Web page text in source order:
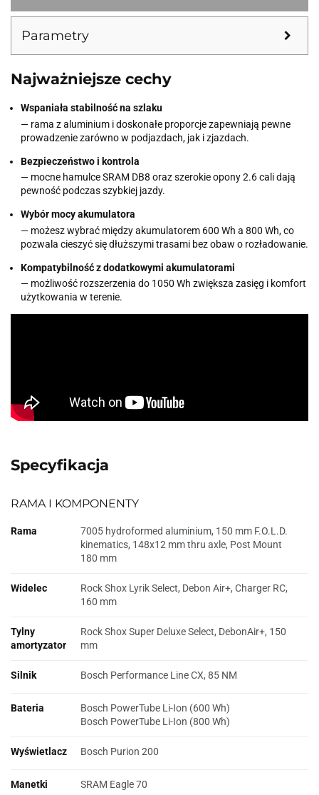
Parametry
Najważniejsze cechy
Wspaniała stabilność na szlaku
— rama z aluminium i doskonałe proporcje zapewniają pewne
prowadzenie zarówno w podjazdach, jak i zjazdach.
Bezpieczeństwo i kontrola
— mocne hamulce SRAM DB8 oraz szerokie opony 2.6 cali dają
pewność podczas szybkiej jazdy.
Wybór mocy akumulatora
— możesz wybrać między akumulatorem 600 Wh a 800 Wh, co
pozwala cieszyć się dłuższymi trasami bez obaw o rozładowanie.
Kompatybilność z dodatkowymi akumulatorami
— możliwość rozszerzenia do 1050 Wh zwiększa zasięg i komfort
użytkowania w terenie.
Specyfikacja
RAMA I KOMPONENTY
Rama
7005 hydroformed aluminium, 150 mm F.O.L.D.
kinematics, 148x12 mm thru axle, Post Mount
180 mm
Widelec
Rock Shox Lyrik Select, Debon Air+, Charger RC,
160 mm
Tylny
amortyzator
Rock Shox Super Deluxe Select, DebonAir+, 150
mm
Silnik Bosch Performance Line CX, 85 NM
Bateria
Bosch PowerTube Li-Ion (600 Wh)
Bosch PowerTube Li-Ion (800 Wh)
Wyświetlacz Bosch Purion 200
Manetki SRAM Eagle 70